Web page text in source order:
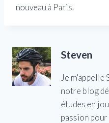
nouveau à Paris.
Steven
Je m'appelle
notre blog
études en
passion